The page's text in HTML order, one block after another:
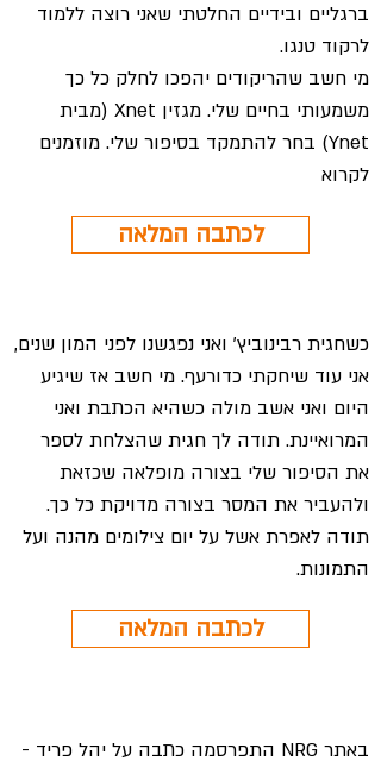
ברגליים ובידיים החלטתי שאני רוצה ללמוד
לרקוד טנגו.
מי חשב שהריקודים יהפכו לחלק כל כך
משמעותי בחיים שלי. מגזין Xnet (מבית
Ynet) בחר להתמקד בסיפור שלי. מוזמנים
לקרוא
לכתבה המלאה
כשחגית רבינוביץ' ואני נפגשנו לפני המון שנים,
אני עוד שיחקתי כדורעף. מי חשב אז שיגיע
היום ואני אשב מולה כשהיא הכתבת ואני
המרואיינת. תודה לך חגית שהצלחת לספר
את הסיפור שלי בצורה מופלאה שכזאת
ולהעביר את המסר בצורה מדויקת כל כך.
תודה לאפרת אשל על יום צילומים מהנה ועל
התמונות.
לכתבה המלאה
באתר NRG התפרסמה כתבה על יהל פריד -